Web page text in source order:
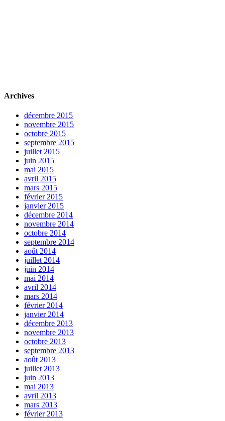
Archives
décembre 2015
novembre 2015
octobre 2015
septembre 2015
juillet 2015
juin 2015
mai 2015
avril 2015
mars 2015
février 2015
janvier 2015
décembre 2014
novembre 2014
octobre 2014
septembre 2014
août 2014
juillet 2014
juin 2014
mai 2014
avril 2014
mars 2014
février 2014
janvier 2014
décembre 2013
novembre 2013
octobre 2013
septembre 2013
août 2013
juillet 2013
juin 2013
mai 2013
avril 2013
mars 2013
février 2013